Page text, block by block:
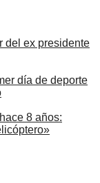
del ex presidente
día de deporte
8 años: